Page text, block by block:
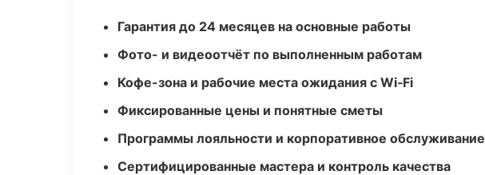
Гарантия до 24 месяцев на основные работы
Фото- и видеоотчёт по выполненным работам
Кофе-зона и рабочие места ожидания с Wi‑Fi
Фиксированные цены и понятные сметы
Программы лояльности и корпоративное обслуживание
Сертифицированные мастера и контроль качества